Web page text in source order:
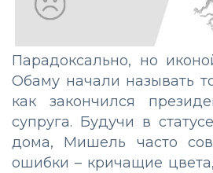
Парадоксально, но
Обаму начали называть
как закончился
супруга. Будучи в
дома, Мишель часто
ошибки – кричащие